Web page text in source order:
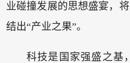
业碰撞发展的思想盛宴，
结出“产业之果”。
科技是国家强盛之基